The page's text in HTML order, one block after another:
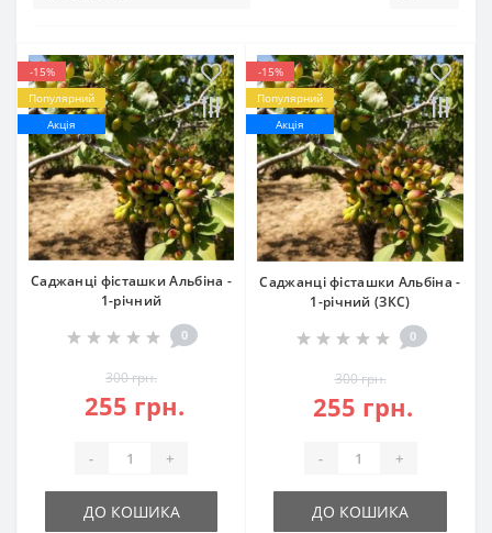
-15%
Популярний
Акція
Саджанці фісташки Альбіна -
1-річний
0
300 грн.
255 грн.
- +
ДО КОШИКА
-15%
Популярний
Акція
Саджанці фісташки Альбіна -
1-річний (ЗКС)
0
300 грн.
255 грн.
- +
ДО КОШИКА